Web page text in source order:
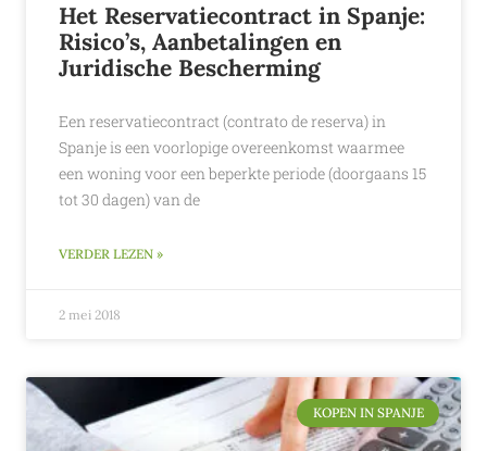
Het Reservatiecontract in Spanje:
Risico’s, Aanbetalingen en
Juridische Bescherming
Een reservatiecontract (contrato de reserva) in
Spanje is een voorlopige overeenkomst waarmee
een woning voor een beperkte periode (doorgaans 15
tot 30 dagen) van de
VERDER LEZEN »
2 mei 2018
KOPEN IN SPANJE